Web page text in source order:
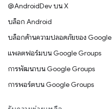
@AndroidDev บน X
บล็อก Android
บล็อกด้านความปลอดภัยของ Google
แพลตฟอร์มบน Google Groups
การพัฒนาบน Google Groups
การพอร์ตบน Google Groups